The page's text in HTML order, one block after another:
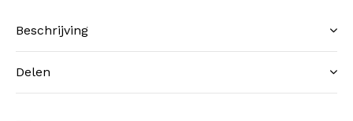
Beschrijving
Delen